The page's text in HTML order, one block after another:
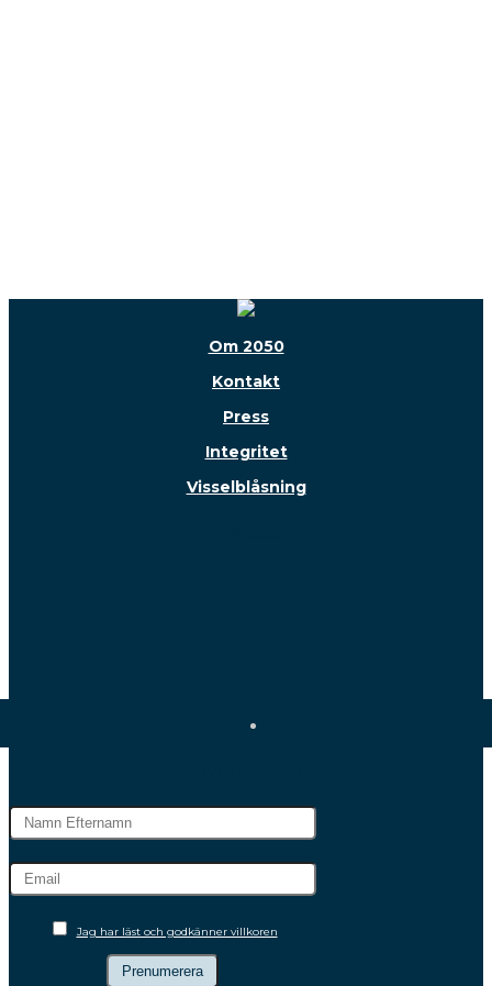
Om 2050
Kontakt
Press
Integritet
Visselblåsning
Jag har läst och godkänner villkoren